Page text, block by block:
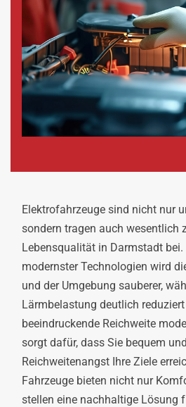
Elektrofahrzeuge sind nicht nur
sondern tragen auch wesentlich
Lebensqualität in Darmstadt
modernster Technologien wird
und der Umgebung sauberer,
Lärmbelastung deutlich
beeindruckende Reichweite
sorgt dafür, dass Sie bequem
Reichweitenangst Ihre Ziele
Fahrzeuge bieten nicht nur
stellen eine nachhaltige Lösung